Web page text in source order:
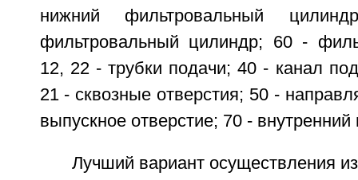
нижний фильтровальный
фильтровальный цилиндр; 60 -
12, 22 - трубки подачи; 40 - канал
21 - сквозные отверстия; 50 -
выпускное отверстие; 70 -
Лучший вариант осуществления